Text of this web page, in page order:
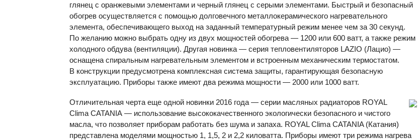
глянец с оранжевыми элементами и черный глянец с серыми элементами. Быстрый и безопасный
обогрев осуществляется с помощью долговечного металлокерамического нагревательного
элемента, обеспечивающего выход на заданный температурный режим менее чем за 30 секунд.
По желанию можно выбрать одну из двух мощностей обогрева — 1200 или 600 ватт, а также режим
холодного обдува (вентиляции). Другая новинка — серия тепловентиляторов LAZIO (Лацио) —
оснащена спиральным нагревательным элементом и встроенным механическим термостатом.
В конструкции предусмотрена комплексная система защиты, гарантирующая безопасную
эксплуатацию. Приборы также имеют два режима мощности — 2000 или 1000 ватт.
Отличительная черта еще одной новинки 2016 года — серии масляных радиаторов ROYAL
Сlima CATANIA — использование высококачественного экологически безопасного и чистого
масла, что позволяет приборам работать без шума и запаха. ROYALСlima CATANIA(Катания)
представлена моделями мощностью 1, 1,5, 2 и 2,2 киловатта. Приборы имеют три режима нагрева